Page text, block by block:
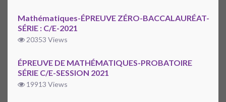
Mathématiques-ÉPREUVE ZÉRO-BACCALAURÉAT-
SÉRIE : C/E-2021
20353 Views
ÉPREUVE DE MATHÉMATIQUES-PROBATOIRE
SÉRIE C/E-SESSION 2021
19913 Views